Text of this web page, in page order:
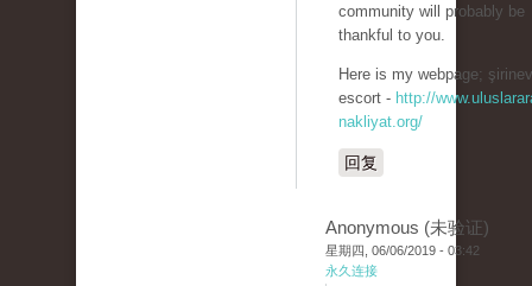
community will probably be
thankful to you.
Here is my webpage;
escort - http://
nakliyat.org/
回复
Anonymous (未验证)
星期四, 06/06/2019 - 03:42
永久连接